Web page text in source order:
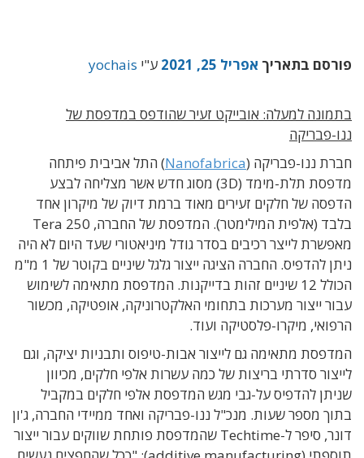
פורסם בתאריך אפריל 25, 2021 ע"י yochais
בתמונה למעלה: אובייקט זעיר שהודפס במדפסת של
ננו-פבריקה
חברת ננו-פבריקה (Nanofabrica) התל אביבית פיתחה
מדפסת תלת-מימד (3D) מסוג חדש אשר מצליחה לבצע
הדפסה של חלקים זעירים מאוד ברמת דיוק של מיקרון אחד
בלבד (אלפית המילימטר). המדפסת של החברה, Tera 250
מאפשרת לייצר רכיבים בסדר גודל מיניאטורי שעד היום לא היה
ניתן להדפיס. החברה הציגה ייצור גלגל שיניים בקוטר של 1 מ"מ
הכולל 12 שיניים זהות בדייקנות. המדפסת מתאימה לשימוש
עבור ייצור מערכות בתחומי האלקטרוניקה, אופטיקה, מכשור
הרפואי, מיקרו-פלסטיקה ועוד.
המדפסת מתאימה גם לייצור אבות-טיפוס ותבניות יציקה, וגם
לייצור סדרתי בריצות של כמה עשרות אלפי חלקים, מכיוון
שניתן להדפיס על-גבי מגש המדפסת אלפי חלקים במקביל
בתוך מספר שעות. מנכ"ל ננו-פבריקה ואחד ממיידי החברה, ג'ון
דונר, סיפר ל-Techtime שהמדפסת פותחת שווקים עבור ייצור